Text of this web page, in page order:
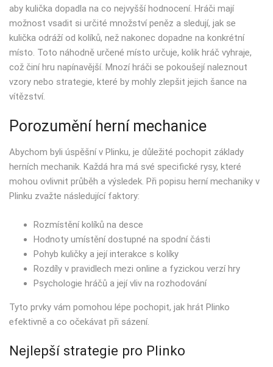
aby kulička dopadla na co nejvyšší hodnocení. Hráči mají
možnost vsadit si určité množství peněz a sledují, jak se
kulička odráží od kolíků, než nakonec dopadne na konkrétní
místo. Toto náhodně určené místo určuje, kolik hráč vyhraje,
což činí hru napínavější. Mnozí hráči se pokoušejí naleznout
vzory nebo strategie, které by mohly zlepšit jejich šance na
vítězství.
Porozumění herní mechanice
Abychom byli úspěšní v Plinku, je důležité pochopit základy
herních mechanik. Každá hra má své specifické rysy, které
mohou ovlivnit průběh a výsledek. Při popisu herní mechaniky v
Plinku zvažte následující faktory:
Rozmístění kolíků na desce
Hodnoty umístění dostupné na spodní části
Pohyb kuličky a její interakce s kolíky
Rozdíly v pravidlech mezi online a fyzickou verzí hry
Psychologie hráčů a její vliv na rozhodování
Tyto prvky vám pomohou lépe pochopit, jak hrát Plinko
efektivně a co očekávat při sázení.
Nejlepší strategie pro Plinko